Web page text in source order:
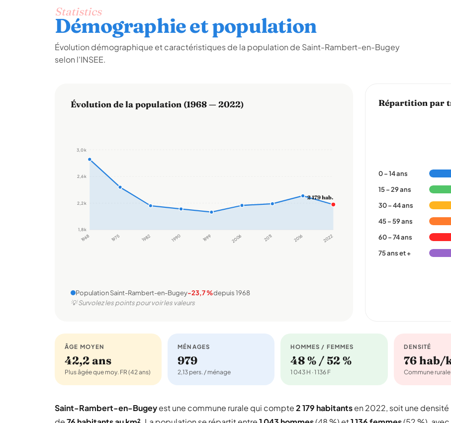
Statistics
Démographie et population
Évolution démographique et caractéristiques de la population de Saint-Rambert-en-Bugey
selon l'INSEE.
Évolution de la population (1968 — 2022)
1,8 k
2,2 k
2,6 k
3,0 k
1968 1975 1982 1990 1999 2006 2011 2016 2022
2 179 hab.
Population Saint-Rambert-en-Bugey-23,7 %depuis 1968
💡 Survolez les points pour voir les valeurs
Répartition par
0 – 14 ans
15 – 29 ans
30 – 44 ans
45 – 59 ans
60 – 74 ans
75 ans et +
ÂGE MOYEN
42,2 ans
Plus âgée que moy. FR (42 ans)
MÉNAGES
979
2,13 pers. / ménage
HOMMES / FEMMES
48 % / 52 %
1 043 H · 1 136 F
DENSITÉ
76 hab/
Commune rurale
Saint-Rambert-en-Bugeyest une commune rurale qui compte2 179 habitantsen 2022, soit une densité